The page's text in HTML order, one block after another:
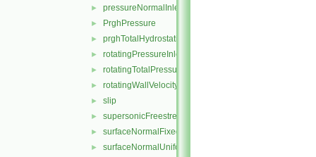
► pressureNormalInletOutletVelocity
► PrghPressure
► prghTotalHydrostaticPressure
► rotatingPressureInletOutletVelocity
► rotatingTotalPressure
► rotatingWallVelocity
► slip
► supersonicFreestream
► surfaceNormalFixedValue
► surfaceNormalUniformFixedValue